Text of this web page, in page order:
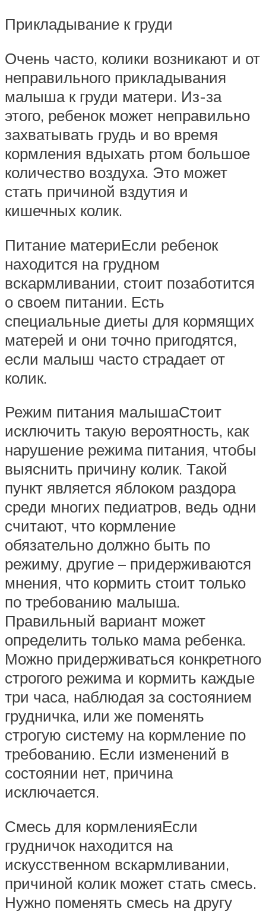
Прикладывание к груди
Очень часто, колики возникают и от
неправильного прикладывания
малыша к груди матери. Из-за
этого, ребенок может неправильно
захватывать грудь и во время
кормления вдыхать ртом большое
количество воздуха. Это может
стать причиной вздутия и
кишечных колик.
Питание материЕсли ребенок
находится на грудном
вскармливании, стоит позаботится
о своем питании. Есть
специальные диеты для кормящих
матерей и они точно пригодятся,
если малыш часто страдает от
колик.
Режим питания малышаСтоит
исключить такую вероятность, как
нарушение режима питания, чтобы
выяснить причину колик. Такой
пункт является яблоком раздора
среди многих педиатров, ведь одни
считают, что кормление
обязательно должно быть по
режиму, другие – придерживаются
мнения, что кормить стоит только
по требованию малыша.
Правильный вариант может
определить только мама ребенка.
Можно придерживаться конкретного
строгого режима и кормить каждые
три часа, наблюдая за состоянием
грудничка, или же поменять
строгую систему на кормление по
требованию. Если изменений в
состоянии нет, причина
исключается.
Смесь для кормленияЕсли
грудничок находится на
искусственном вскармливании,
причиной колик может стать смесь.
Нужно поменять смесь на другу